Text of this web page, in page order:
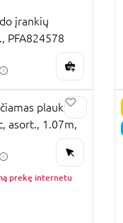
įrankių
PFA824578
plaukimo
asort., 1.07m,
prekę internetu